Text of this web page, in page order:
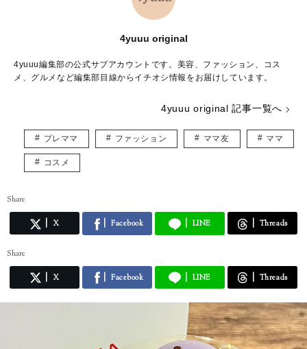
4yuuu original
4yuuu編集部の公式サブアカウントです。美容、ファッション、コス
メ、グルメなど編集部目線からイチオシ情報をお届けしています。
4yuuu original 記事一覧へ
プレママ ファッション ママ友 ママ
コスメ
Share
X Facebook LINE Threads
Share
X Facebook LINE Threads